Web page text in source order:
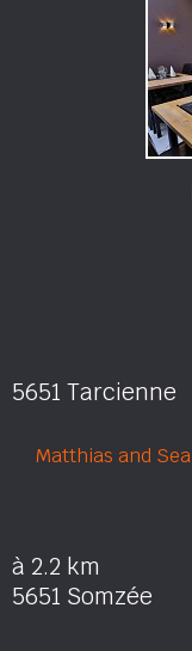
5651 Tarcienne
Matthias and Sea
à 2.2 km
5651 Somzée